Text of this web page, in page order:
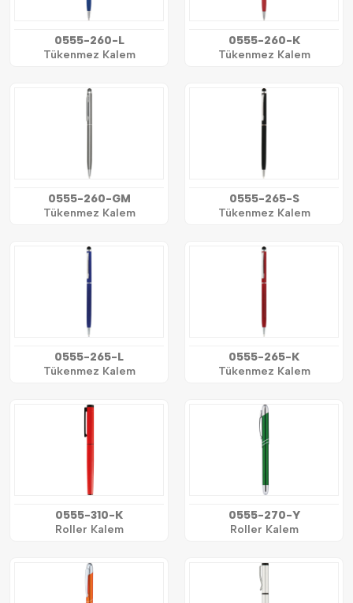
0555-260-L
Tükenmez Kalem
0555-260-K
Tükenmez Kalem
0555-260-GM
Tükenmez Kalem
0555-265-S
Tükenmez Kalem
0555-265-L
Tükenmez Kalem
0555-265-K
Tükenmez Kalem
0555-310-K
Roller Kalem
0555-270-Y
Roller Kalem